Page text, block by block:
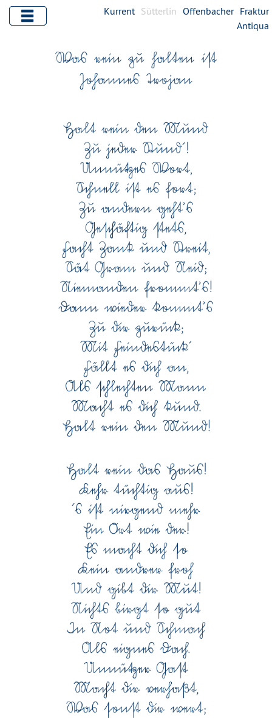
Kurrent Sütterlin Offenbacher Fraktur
Antiqua